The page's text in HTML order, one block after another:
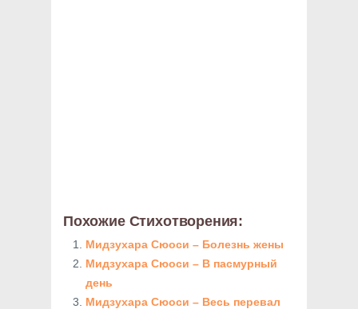
Похожие Стихотворения:
Мидзухара Сюоси – Болезнь жены
Мидзухара Сюоси – В пасмурный
день
Мидзухара Сюоси – Весь перевал